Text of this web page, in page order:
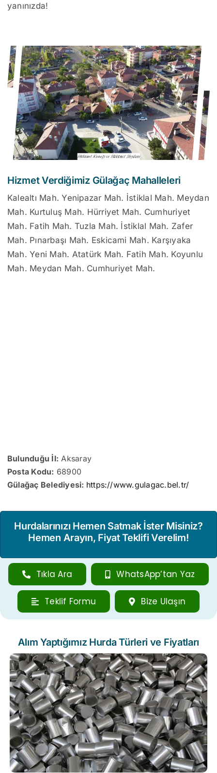
yanınızda!
Hizmet Verdiğimiz Gülağaç Mahalleleri
Kalealtı Mah. Yenipazar Mah. İstiklal Mah. Meydan
Mah. Kurtuluş Mah. Hürriyet Mah. Cumhuriyet
Mah. Fatih Mah. Tuzla Mah. İstiklal Mah. Zafer
Mah. Pınarbaşı Mah. Eskicami Mah. Karşıyaka
Mah. Yeni Mah. Atatürk Mah. Fatih Mah. Koyunlu
Mah. Meydan Mah. Cumhuriyet Mah.
Bulunduğu İl: Aksaray
Posta Kodu: 68900
Gülağaç Belediyesi: https://www.gulagac.bel.tr/
Hurdalarınızı Hemen Satmak İster Misiniz?
Hemen Arayın, Fiyat Teklifi Verelim!
Tıkla Ara WhatsApp’tan Yaz
Teklif Formu Bize Ulaşın
Alım Yaptığımız Hurda Türleri ve Fiyatları